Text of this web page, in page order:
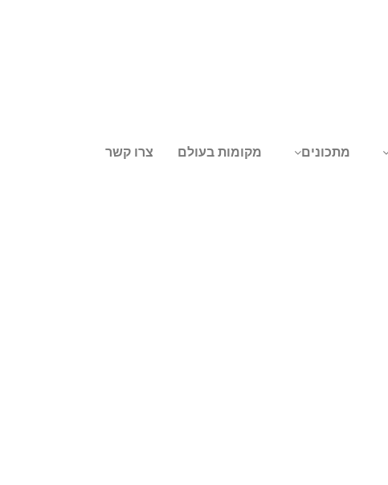
מתכונים מקומות בעולם צרו קשר